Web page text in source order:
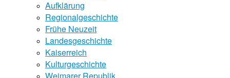
Aufklärung
Regionalgeschichte
Frühe Neuzeit
Landesgeschichte
Kaiserreich
Kulturgeschichte